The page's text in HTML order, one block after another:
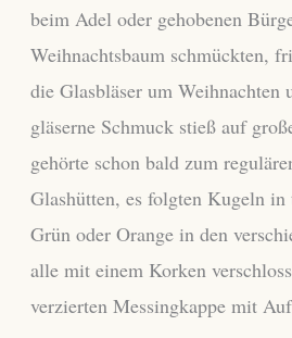
beim Adel oder gehobenen
Weihnachtsbaum schmückten,
die Glasbläser um
gläserne Schmuck stieß auf
gehörte schon bald zum
Glashütten, es folgten Kugeln
Grün oder Orange in den
alle mit einem Korken
verzierten Messingkappe mit